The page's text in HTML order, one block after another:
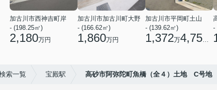
加古川市西神吉町岸
- (198.25㎡)
2,180万円
加古川市加古川町大野
- (166.62㎡)
1,860万円
加古川市平岡町土山
- (139.62㎡)
1,372万4,750 円
-
索一覧 宝殿駅 高砂市阿弥陀町魚橋（全４）土地 C号地